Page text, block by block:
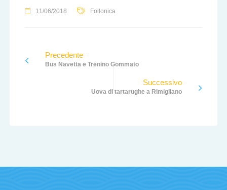
11/06/2018 Follonica
Precedente
Bus Navetta e Trenino Gommato
Successivo
Uova di tartarughe a Rimigliano